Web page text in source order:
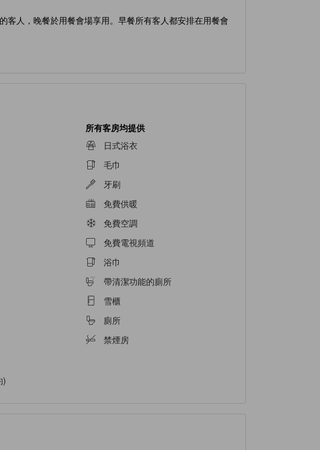
人，晚餐於用餐會場享用。早餐所有客人都安排在用餐會
)
所有客房均提供
日式浴衣
毛巾
牙刷
免費供暖
免費空調
免費電視頻道
浴巾
帶清潔功能的廁所
雪櫃
廁所
禁煙房